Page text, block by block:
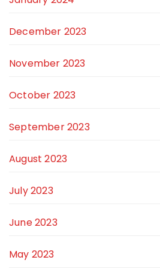
December 2023
November 2023
October 2023
September 2023
August 2023
July 2023
June 2023
May 2023